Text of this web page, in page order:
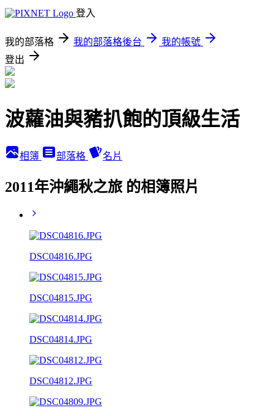
登入
我的部落格 我的部落格後台
我的帳號
登出
波蘿油與豬扒飽的頂級生活
相簿 部落格 名片
2011年沖繩秋之旅 的相簿照片
DSC04816.JPG
DSC04815.JPG
DSC04814.JPG
DSC04812.JPG